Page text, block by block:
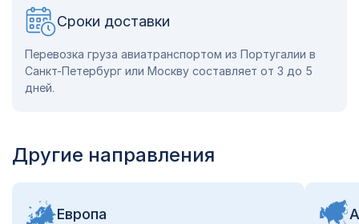
Сроки доставки
Перевозка груза авиатранспортом из Португалии в
Санкт-Петербург или Москву составляет от 3 до 5
дней.
Другие направления
Европа